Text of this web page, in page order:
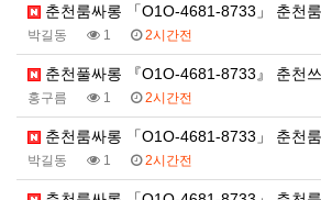
춘천룸싸롱 「O1O-4681-8733」 춘천
박길동 1 2시간전
춘천풀싸롱 『O1O-4681-8733』 춘천
홍구름 1 2시간전
춘천룸싸롱 「O1O-4681-8733」 춘천
박길동 1 2시간전